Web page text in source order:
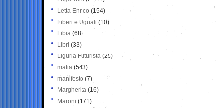
Letta Enrico (154)
Liberi e Uguali (10)
Libia (68)
Libri (33)
Liguria Futurista (25)
mafia (543)
manifesto (7)
Margherita (16)
Maroni (171)